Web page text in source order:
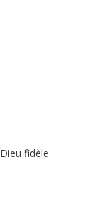
Dieu fidèle